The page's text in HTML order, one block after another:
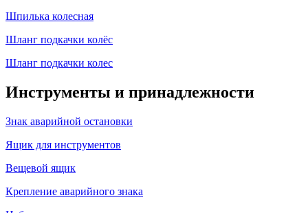
Шпилька колесная
Шланг подкачки колёс
Шланг подкачки колес
Инструменты и принадлежности
Знак аварийной остановки
Ящик для инструментов
Вещевой ящик
Крепление аварийного знака